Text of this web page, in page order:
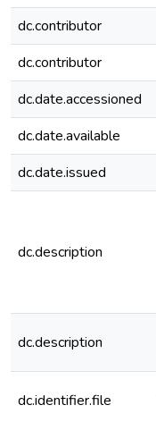
dc.contributor
dc.contributor
dc.date.accessioned
dc.date.available
dc.date.issued
dc.description
dc.description
dc.identifier.file